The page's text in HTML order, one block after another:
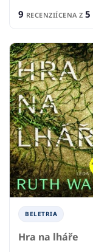
9 RECENZIÍCENA Z 5
BELETRIA
Hra na lháře